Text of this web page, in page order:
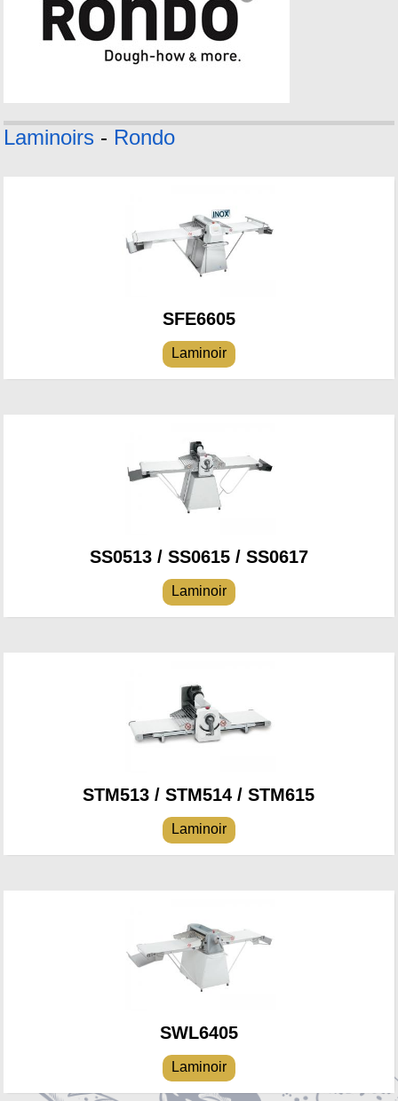
Laminoirs - Rondo
SFE6605
Laminoir
SS0513 / SS0615 / SS0617
Laminoir
STM513 / STM514 / STM615
Laminoir
SWL6405
Laminoir